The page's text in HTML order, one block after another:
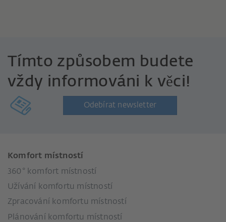
Tímto způsobem budete
vždy informováni k věci!
Odebírat newsletter
Komfort místností
360° komfort místností
Užívání komfortu místností
Zpracování komfortu místností
Plánování komfortu místností